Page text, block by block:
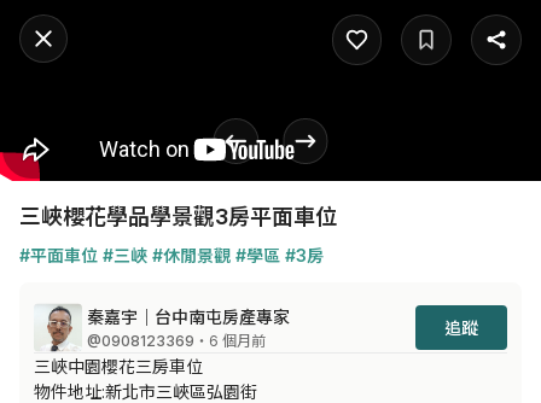
三峽櫻花學品學景觀3房平面車位
#平面車位 #三峽 #休閒景觀 #學區 #3房
秦嘉宇｜台中南屯房產專家
@0908123369 ・6 個月前
追蹤
三峽中園櫻花三房車位
物件地址:新北市三峽區弘園街